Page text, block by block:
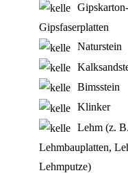
Gipsfaserplatten
Naturstein
Bimsstein
Klinker
Lehm (z. B.
Lehmbauplatten,
Lehmputze)